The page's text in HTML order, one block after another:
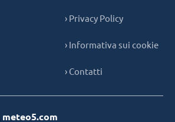
› Privacy Policy
› Informativa sui cookie
› Contatti
meteo5.com